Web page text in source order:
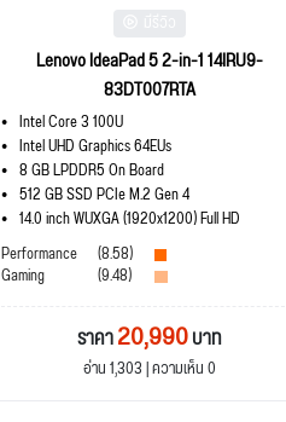
Lenovo IdeaPad 5 2-in-1 14IRU9-
83DT007RTA
Intel Core 3 100U
Intel UHD Graphics 64EUs
8 GB LPDDR5 On Board
512 GB SSD PCIe M.2 Gen 4
14.0 inch WUXGA (1920x1200) Full HD
Performance
(8.58)
Gaming (9.48)
ราคา20,990บาท
อ่าน 1,303 | ความเห็น 0